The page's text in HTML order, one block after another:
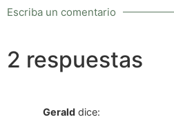
Escriba un comentario
2 respuestas
Gerald dice: